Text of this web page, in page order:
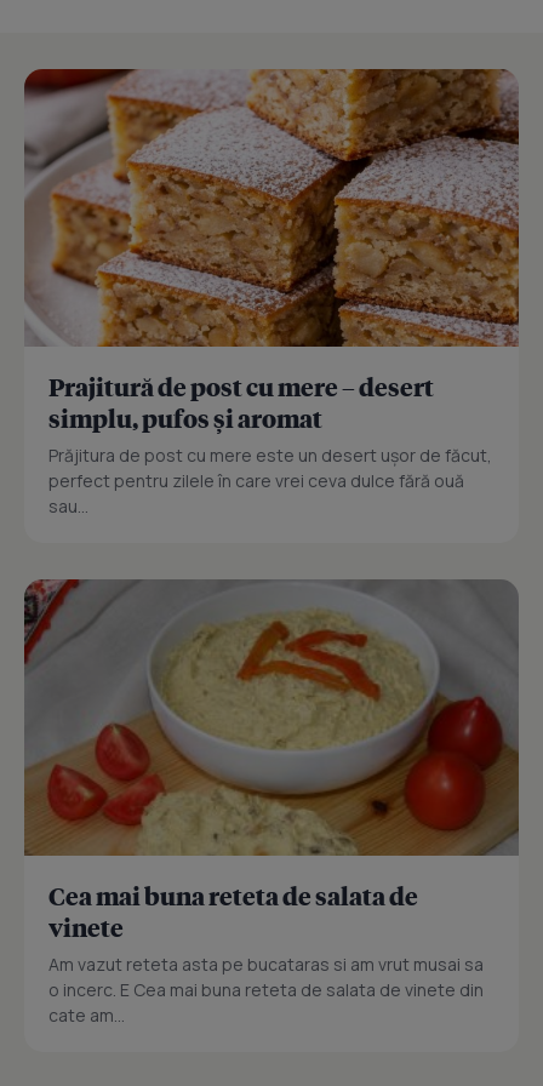
Prajitură de post cu mere – desert
simplu, pufos și aromat
Prăjitura de post cu mere este un desert ușor de făcut,
perfect pentru zilele în care vrei ceva dulce fără ouă
sau...
Cea mai buna reteta de salata de
vinete
Am vazut reteta asta pe bucataras si am vrut musai sa
o incerc. E Cea mai buna reteta de salata de vinete din
cate am...